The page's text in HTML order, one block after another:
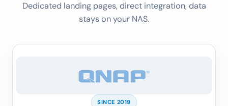
Dedicated landing pages, direct integration, data
stays on your NAS.
SINCE 2019